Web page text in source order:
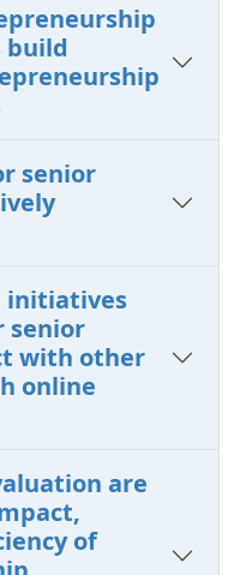
senior
initiatives
senior
with other
online
are
of